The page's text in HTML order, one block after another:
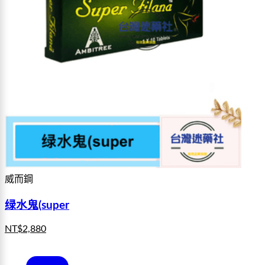
威而鋼
绿水鬼(super
NT$2,880